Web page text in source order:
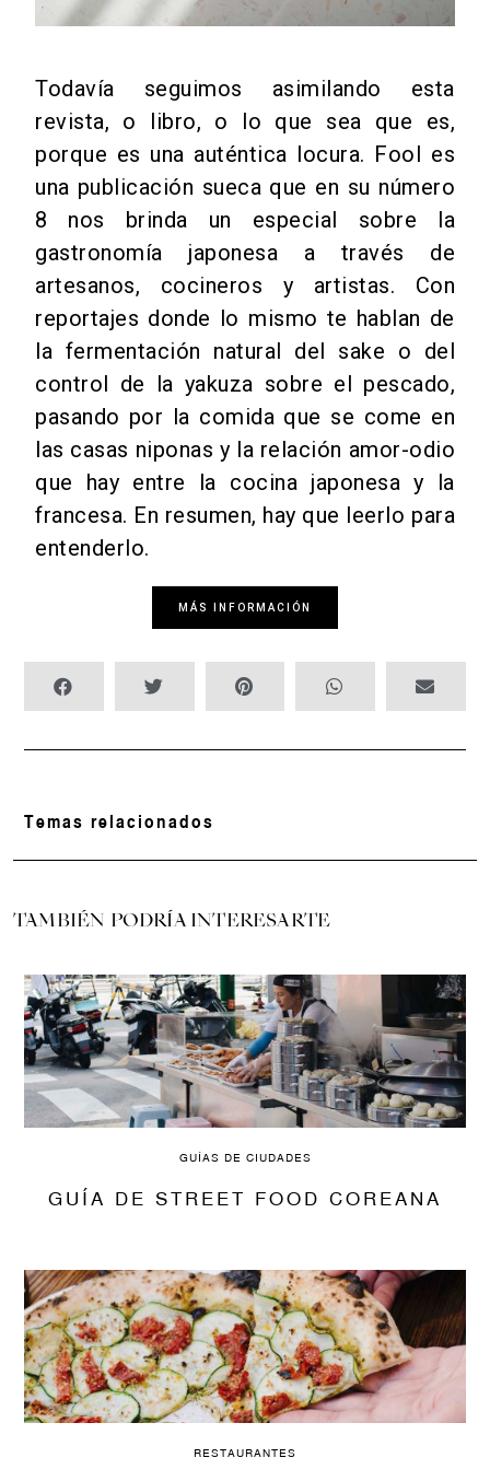
Todavía seguimos asimilando esta
revista, o libro, o lo que sea que es,
porque es una auténtica locura. Fool es
una publicación sueca que en su número
8 nos brinda un especial sobre la
gastronomía japonesa a través de
artesanos, cocineros y artistas. Con
reportajes donde lo mismo te hablan de
la fermentación natural del sake o del
control de la yakuza sobre el pescado,
pasando por la comida que se come en
las casas niponas y la relación amor-odio
que hay entre la cocina japonesa y la
francesa. En resumen, hay que leerlo para
entenderlo.
MÁS INFORMACIÓN
Temas relacionados
TAMBIÉN PODRÍA INTERESARTE
GUÍAS DE CIUDADES
GUÍA DE STREET FOOD COREANA
RESTAURANTES